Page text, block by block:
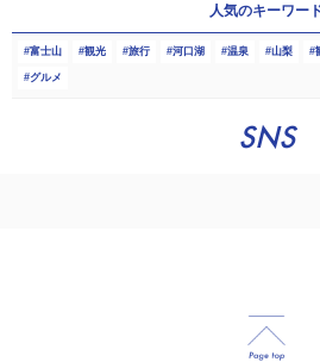
人気のキーワー
富士山 観光 旅行 河口湖 温泉 山梨
グルメ
SNS